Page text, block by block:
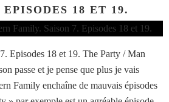
18 ET 19.
Episodes 18 et 19. The Party / Man
passe et je pense que plus je vais
Family enchaîne de mauvais épisodes